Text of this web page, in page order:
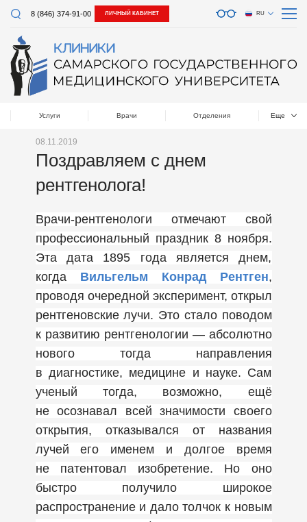
8 (846) 374-91-00 ЛИЧНЫЙ КАБИНЕТ RU
Услуги Врачи Отделения Еще
08.11.2019
Поздравляем с днем
рентгенолога!
Врачи-рентгенологи отмечают свой
профессиональный праздник 8 ноября.
Эта дата 1895 года является днем,
когда Вильгельм Конрад Рентген,
проводя очередной эксперимент, открыл
рентгеновские лучи. Это стало поводом
к развитию рентгенологии — абсолютно
нового тогда направления
в диагностике, медицине и науке. Сам
ученый тогда, возможно, ещё
не осознавал всей значимости своего
открытия, отказывался от названия
лучей его именем и долгое время
не патентовал изобретение. Но оно
быстро получило широкое
распространение и дало толчок к новым